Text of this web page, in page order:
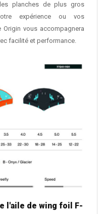
planches de plus gros
expérience ou vos
vous accompagnera
facilité et performance.
l'aile de wing foil F-